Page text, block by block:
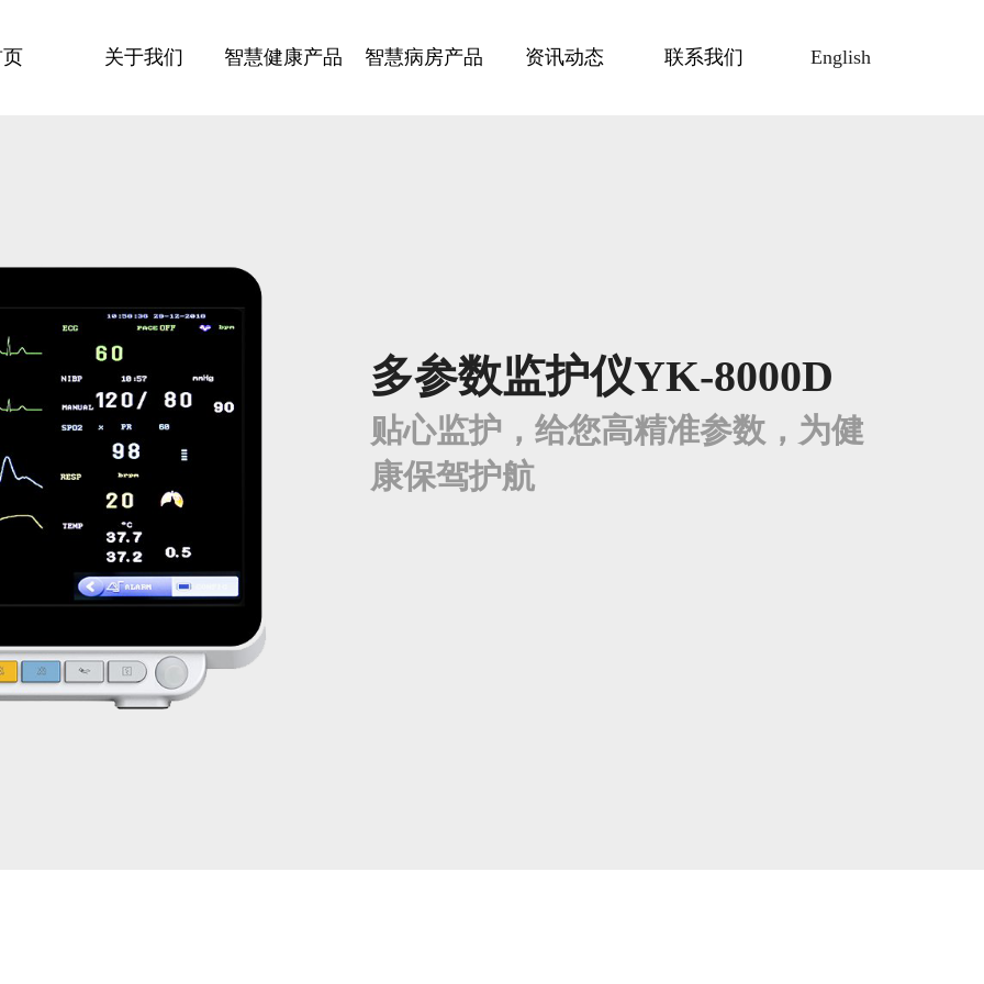
English
关于我们 智慧健康产品 智慧病房产品 资讯动态 联系我们
多参数监护仪YK-8000D
贴心监护，给您高精准参数，为健
康保驾护航